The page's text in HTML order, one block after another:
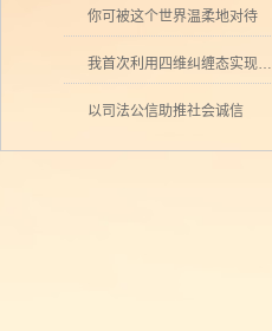
你可被这个世界温柔地对待
我首次利用四维纠缠态实现量子密集编码
以司法公信助推社会诚信